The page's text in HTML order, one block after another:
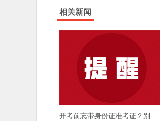
相关新闻
开考前忘带身份证准考证？别